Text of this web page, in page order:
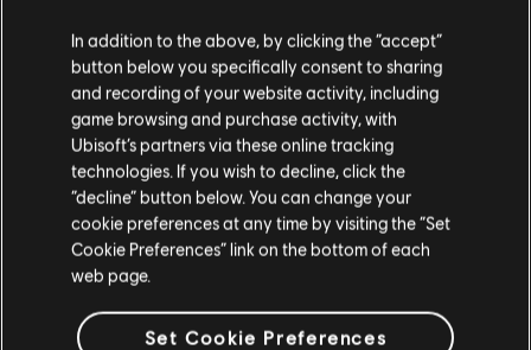
de su coraza y mostrarle los beneficios de trabajar en el
programa Rainbow Six. Conociendo su trasfondo como
instructor, creo que no solo apreciará los recursos que
podemos ofrecerle, sino que también le resultará
satisfactoria la influencia que tendrá en el programa y
en sus compañeros.
(Comentario de S. Fisher: ¿Es el café una de esas
prestaciones que me pueden ofrecer? Porque no me
queda mucho.)
-- Doctor Harishva Pandey (“Harry”), director de
Rainbow
In addition to the above, by clicking the “accept”
button below you specifically consent to sharing
and recording of your website activity, including
game browsing and purchase activity, with
Ubisoft’s partners via these online tracking
technologies. If you wish to decline, click the
“decline” button below. You can change your
cookie preferences at any time by visiting the “Set
Cookie Preferences” link on the bottom of each
web page.
Set Cookie Preferences